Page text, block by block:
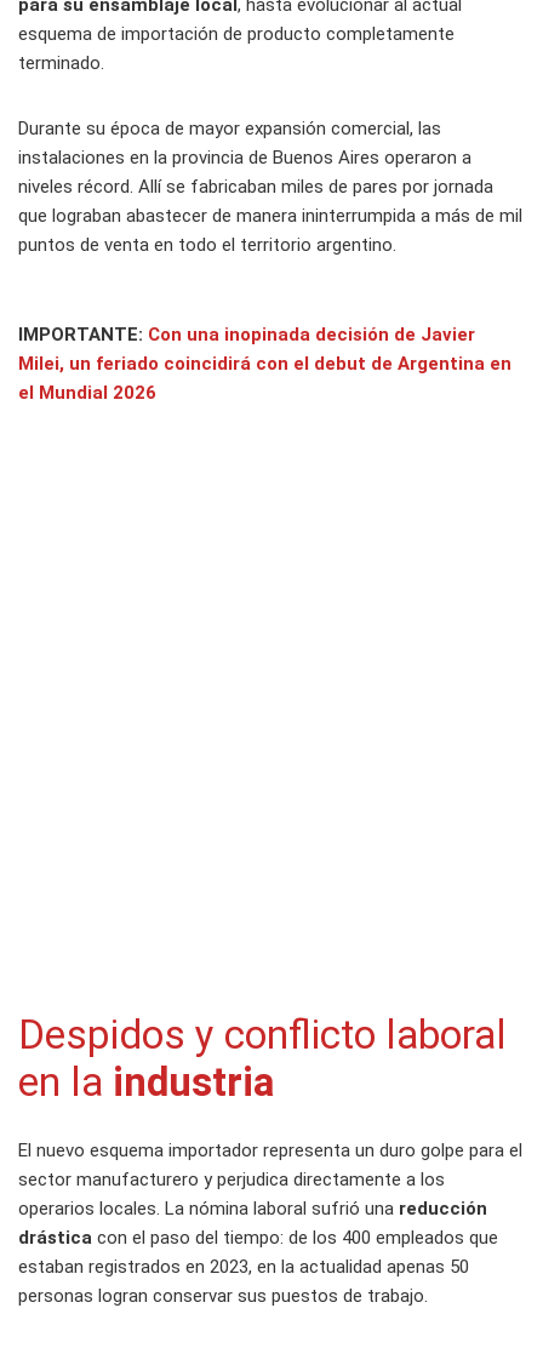
esquema de importación de producto completamente
terminado.
Durante su época de mayor expansión comercial, las
instalaciones en la provincia de Buenos Aires operaron a
niveles récord. Allí se fabricaban miles de pares por jornada
que lograban abastecer de manera ininterrumpida a más de mil
puntos de venta en todo el territorio argentino.
IMPORTANTE: Con una inopinada decisión de Javier
Milei, un feriado coincidirá con el debut de Argentina en
el Mundial 2026
Despidos y conflicto laboral
en la industria
El nuevo esquema importador representa un duro golpe para el
sector manufacturero y perjudica directamente a los
operarios locales. La nómina laboral sufrió una reducción
drástica con el paso del tiempo: de los 400 empleados que
estaban registrados en 2023, en la actualidad apenas 50
personas logran conservar sus puestos de trabajo.